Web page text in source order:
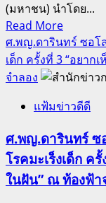
(มหาชน) นำโดย...
Read MoreRead
more
about
ศ.พญ.ดา
นทร์
โสตถิ
กุล
หัวหน้า
ศ.พญ.ดารินทร์ ซอโ
เด็ก ครั้งที่ 3 “อยา
จำลอง
แฟ้มข่าวดีดี
ศ.พญ.ดารินทร์ ซ
โรคมะเร็งเด็ก ค
ในฝัน” ณ ท้องฟ้า